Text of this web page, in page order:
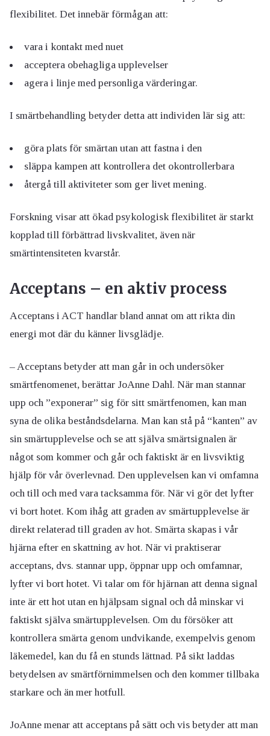
flexibilitet. Det innebär förmågan att:
vara i kontakt med nuet
acceptera obehagliga upplevelser
agera i linje med personliga värderingar.
I smärtbehandling betyder detta att individen lär sig att:
göra plats för smärtan utan att fastna i den
släppa kampen att kontrollera det okontrollerbara
återgå till aktiviteter som ger livet mening.
Forskning visar att ökad psykologisk flexibilitet är starkt
kopplad till förbättrad livskvalitet, även när
smärtintensiteten kvarstår.
Acceptans – en aktiv process
Acceptans i ACT handlar bland annat om att rikta din
energi mot där du känner livsglädje.
– Acceptans betyder att man går in och undersöker
smärtfenomenet, berättar JoAnne Dahl. När man stannar
upp och ”exponerar” sig för sitt smärtfenomen, kan man
syna de olika beståndsdelarna. Man kan stå på “kanten” av
sin smärtupplevelse och se att själva smärtsignalen är
något som kommer och går och faktiskt är en livsviktig
hjälp för vår överlevnad. Den upplevelsen kan vi omfamna
och till och med vara tacksamma för. När vi gör det lyfter
vi bort hotet. Kom ihåg att graden av smärtupplevelse är
direkt relaterad till graden av hot. Smärta skapas i vår
hjärna efter en skattning av hot. När vi praktiserar
acceptans, dvs. stannar upp, öppnar upp och omfamnar,
lyfter vi bort hotet. Vi talar om för hjärnan att denna signal
inte är ett hot utan en hjälpsam signal och då minskar vi
faktiskt själva smärtupplevelsen. Om du försöker att
kontrollera smärta genom undvikande, exempelvis genom
läkemedel, kan du få en stunds lättnad. På sikt laddas
betydelsen av smärtförnimmelsen och den kommer tillbaka
starkare och än mer hotfull.
JoAnne menar att acceptans på sätt och vis betyder att man